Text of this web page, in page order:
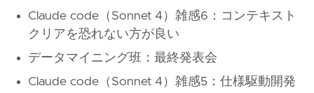
Claude code（Sonnet 4）雑感6：コンテキスト
クリアを恐れない方が良い
データマイニング班：最終発表会
Claude code（Sonnet 4）雑感5：仕様駆動開発